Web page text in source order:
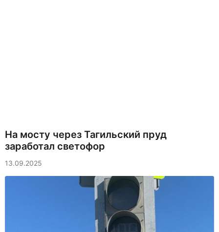
На мосту через Тагильский пруд
заработал светофор
13.09.2025